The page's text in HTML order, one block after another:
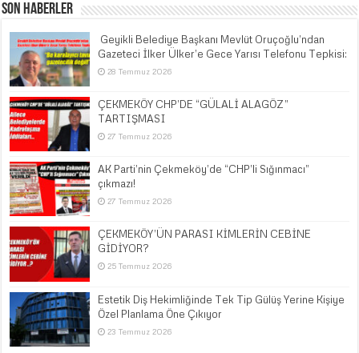
Son Haberler
​ Geyikli Belediye Başkanı Mevlüt Oruçoğlu’ndan
Gazeteci İlker Ülker’e Gece Yarısı Telefonu Tepkisi:
28 Temmuz 2026
ÇEKMEKÖY CHP’DE “GÜLALİ ALAGÖZ”
TARTIŞMASI
27 Temmuz 2026
AK Parti’nin Çekmeköy’de “CHP’li Sığınmacı”
çıkmazı!
27 Temmuz 2026
ÇEKMEKÖY’ÜN PARASI KİMLERİN CEBİNE
GİDİYOR?
25 Temmuz 2026
Estetik Diş Hekimliğinde Tek Tip Gülüş Yerine Kişiye
Özel Planlama Öne Çıkıyor
23 Temmuz 2026